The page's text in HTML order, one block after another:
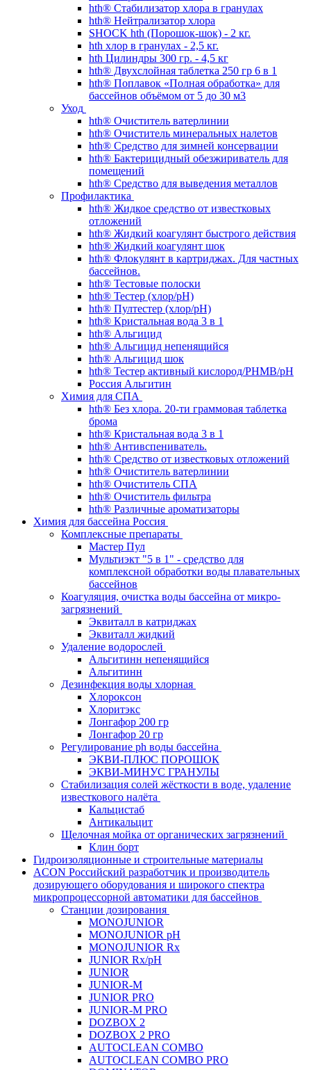
hth® Стабилизатор хлора в гранулах
hth® Нейтрализатор хлора
SHOCK hth (Порошок-шок) - 2 кг.
hth хлор в гранулах - 2,5 кг.
hth Цилиндры 300 гр. - 4,5 кг
hth® Двухслойная таблетка 250 гр 6 в 1
hth® Поплавок «Полная обработка» для
бассейнов объёмом от 5 до 30 м3
Уход
hth® Очиститель ватерлинии
hth® Очиститель минеральных налетов
hth® Средство для зимней консервации
hth® Бактерицидный обезжириватель для
помещений
hth® Средство для выведения металлов
Профилактика
hth® Жидкое средство от известковых
отложений
hth® Жидкий коагулянт быстрого действия
hth® Жидкий коагулянт шок
hth® Флокулянт в картриджах. Для частных
бассейнов.
hth® Тестовые полоски
hth® Тестер (хлор/pH)
hth® Пултестер (хлор/pH)
hth® Кристальная вода 3 в 1
hth® Альгицид
hth® Альгицид непенящийся
hth® Альгицид шок
hth® Тестер активный кислород/PHMB/pH
Россия Альгитин
Химия для СПА
hth® Без хлора. 20-ти граммовая таблетка
брома
hth® Кристальная вода 3 в 1
hth® Антивспениватель.
hth® Средство от известковых отложений
hth® Очиститель ватерлинии
hth® Очиститель СПА
hth® Очиститель фильтра
hth® Различные ароматизаторы
Химия для бассейна Россия
Комплексные препараты
Мастер Пул
Мультиэкт "5 в 1" - средство для
комплексной обработки воды плавательных
бассейнов
Коагуляция, очистка воды бассейна от микро-
загрязнений
Эквиталл в катриджах
Эквиталл жидкий
Удаление водорослей
Альгитинн непенящийся
Альгитинн
Дезинфекция воды хлорная
Хлороксон
Хлоритэкс
Лонгафор 200 гр
Лонгафор 20 гр
Регулирование ph воды бассейна
ЭКВИ-ПЛЮС ПОРОШОК
ЭКВИ-МИНУС ГРАНУЛЫ
Стабилизация солей жёсткости в воде, удаление
известкового налёта
Кальцистаб
Антикальцит
Щелочная мойка от органических загрязнений
Клин борт
Гидроизоляционные и строительные материалы
ACON Российский разработчик и производитель
дозирующего оборудования и широкого спектра
микропроцессорной автоматики для бассейнов
Станции дозирования
MONOJUNIOR
MONOJUNIOR pH
MONOJUNIOR Rx
JUNIOR Rx/pH
JUNIOR
JUNIOR-M
JUNIOR PRO
JUNIOR-M PRO
DOZBOX 2
DOZBOX 2 PRO
AUTOCLEAN COMBO
AUTOCLEAN COMBO PRO